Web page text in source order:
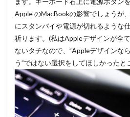
Apple のMacBookの影響でしょうが
にスタンバイや電源が切れるような
祈ります。(私はAppleデザインが全
ないタチなので、”Appleデザインな
う”ではない選択をしてほしかったと